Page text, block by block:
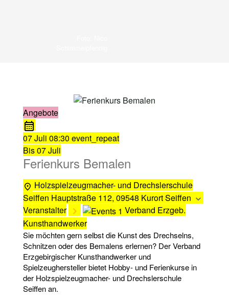
Angebote
07 Juli 08:30 event_repeat
Bis07 Juli
Ferienkurs Bemalen
Holzspielzeugmacher- und Drechslerschule
Seiffen Hauptstraße 112, 09548 Kurort Seiffen
Veranstalter
Verband Erzgeb.
Kunsthandwerker
Sie möchten gern selbst die Kunst des Drechselns,
Schnitzen oder des Bemalens erlernen? Der Verband
Erzgebirgischer Kunsthandwerker und
Spielzeughersteller bietet Hobby- und Ferienkurse in
der Holzspielzeugmacher- und Drechslerschule
Seiffen an.